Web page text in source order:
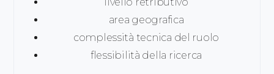
area geografica
complessità tecnica del ruolo
flessibilità della ricerca